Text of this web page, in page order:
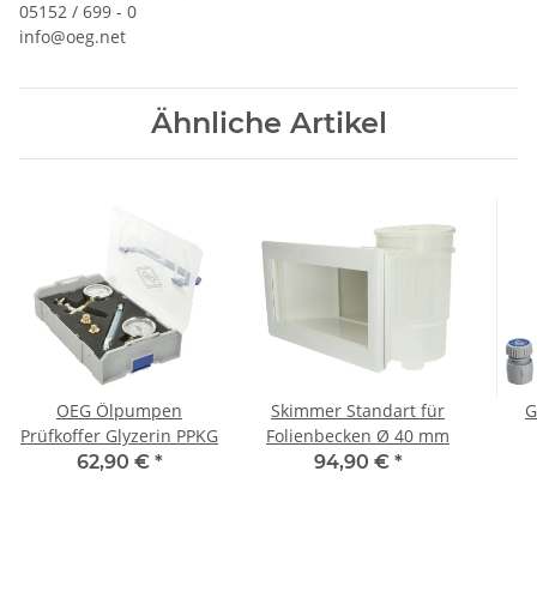
05152 / 699 - 0
info@oeg.net
Ähnliche Artikel
OEG Ölpumpen
Prüfkoffer Glyzerin PPKG
62,90 € *
Skimmer Standart für
Folienbecken Ø 40 mm
94,90 € *